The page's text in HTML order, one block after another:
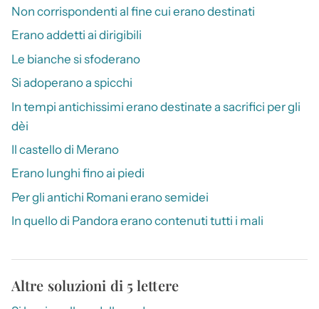
Non corrispondenti al fine cui erano destinati
Erano addetti ai dirigibili
Le bianche si sfoderano
Si adoperano a spicchi
In tempi antichissimi erano destinate a sacrifici per gli
dèi
Il castello di Merano
Erano lunghi fino ai piedi
Per gli antichi Romani erano semidei
In quello di Pandora erano contenuti tutti i mali
Altre soluzioni di 5 lettere